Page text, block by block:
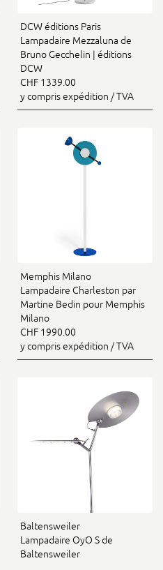
DCW éditions Paris
Lampadaire Mezzaluna de
Bruno Gecchelin | éditions
DCW
CHF 1339.00
y compris expédition / TVA
Memphis Milano
Lampadaire Charleston par
Martine Bedin pour Memphis
Milano
CHF 1990.00
y compris expédition / TVA
Baltensweiler
Lampadaire OyO S de
Baltensweiler